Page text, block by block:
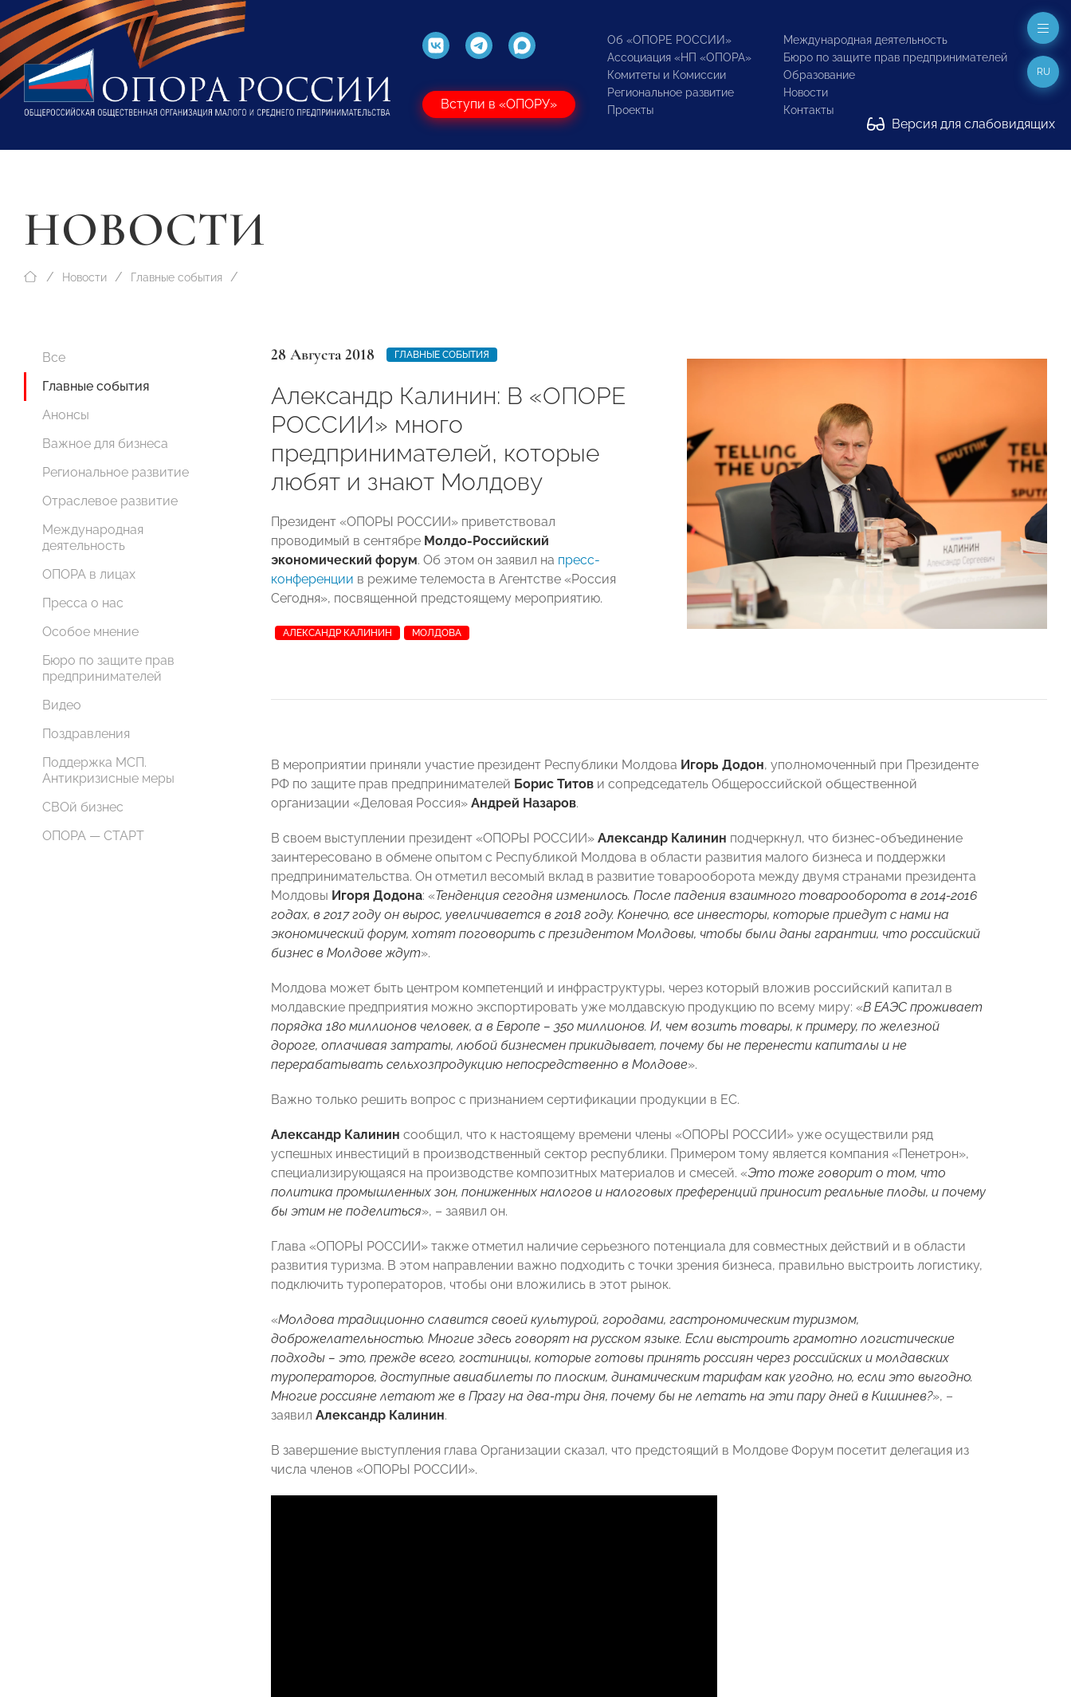
Вступи в «ОПОРУ»
Об «ОПОРЕ РОССИИ»
Ассоциация «НП «ОПОРА»
Комитеты и Комиссии
Региональное развитие
Проекты
Международная деятельность
Бюро по защите прав предпринимателей
Образование
Новости
Контакты
Версия для слабовидящих
RU
НОВОСТИ
Новости Главные события
Все
Главные события
Анонсы
Важное для бизнеса
Региональное развитие
Отраслевое развитие
Международная
деятельность
ОПОРА в лицах
Пресса о нас
Особое мнение
Бюро по защите прав
предпринимателей
Видео
Поздравления
Поддержка МСП.
Антикризисные меры
СВОй бизнес
ОПОРА — СТАРТ
28 Августа 2018 ГЛАВНЫЕ СОБЫТИЯ
Александр Калинин: В «ОПОРЕ
РОССИИ» много
предпринимателей, которые
любят и знают Молдову
Президент «ОПОРЫ РОССИИ» приветствовал
проводимый в сентябре Молдо-Российский
экономический форум. Об этом он заявил на пресс-
конференции в режиме телемоста в Агентстве «Россия
Сегодня», посвященной предстоящему мероприятию.
АЛЕКСАНДР КАЛИНИН МОЛДОВА
В мероприятии приняли участие президент Республики Молдова Игорь Додон, уполномоченный при Президенте
РФ по защите прав предпринимателей Борис Титов и сопредседатель Общероссийской общественной
организации «Деловая Россия» Андрей Назаров.
В своем выступлении президент «ОПОРЫ РОССИИ» Александр Калинин подчеркнул, что бизнес-объединение
заинтересовано в обмене опытом с Республикой Молдова в области развития малого бизнеса и поддержки
предпринимательства. Он отметил весомый вклад в развитие товарооборота между двумя странами президента
Молдовы Игоря Додона: «Тенденция сегодня изменилось. После падения взаимного товарооборота в 2014-2016
годах, в 2017 году он вырос, увеличивается в 2018 году. Конечно, все инвесторы, которые приедут с нами на
экономический форум, хотят поговорить с президентом Молдовы, чтобы были даны гарантии, что российский
бизнес в Молдове ждут».
Молдова может быть центром компетенций и инфраструктуры, через который вложив российский капитал в
молдавские предприятия можно экспортировать уже молдавскую продукцию по всему миру: «В ЕАЭС проживает
порядка 180 миллионов человек, а в Европе – 350 миллионов. И, чем возить товары, к примеру, по железной
дороге, оплачивая затраты, любой бизнесмен прикидывает, почему бы не перенести капиталы и не
перерабатывать сельхозпродукцию непосредственно в Молдове».
Важно только решить вопрос с признанием сертификации продукции в ЕС.
Александр Калинин сообщил, что к настоящему времени члены «ОПОРЫ РОССИИ» уже осуществили ряд
успешных инвестиций в производственный сектор республики. Примером тому является компания «Пенетрон»,
специализирующаяся на производстве композитных материалов и смесей. «Это тоже говорит о том, что
политика промышленных зон, пониженных налогов и налоговых преференций приносит реальные плоды, и почему
бы этим не поделиться», – заявил он.
Глава «ОПОРЫ РОССИИ» также отметил наличие серьезного потенциала для совместных действий и в области
развития туризма. В этом направлении важно подходить с точки зрения бизнеса, правильно выстроить логистику,
подключить туроператоров, чтобы они вложились в этот рынок.
«Молдова традиционно славится своей культурой, городами, гастрономическим туризмом,
доброжелательностью. Многие здесь говорят на русском языке. Если выстроить грамотно логистические
подходы – это, прежде всего, гостиницы, которые готовы принять россиян через российских и молдавских
туроператоров, доступные авиабилеты по плоским, динамическим тарифам как угодно, но, если это выгодно.
Многие россияне летают же в Прагу на два-три дня, почему бы не летать на эти пару дней в Кишинев?», –
заявил Александр Калинин.
В завершение выступления глава Организации сказал, что предстоящий в Молдове Форум посетит делегация из
числа членов «ОПОРЫ РОССИИ».